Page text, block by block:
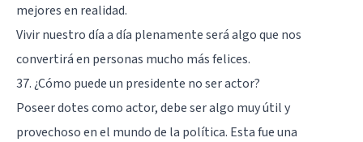
mejores en realidad.
Vivir nuestro día a día plenamente será algo que nos
convertirá en personas mucho más felices.
37. ¿Cómo puede un presidente no ser actor?
Poseer dotes como actor, debe ser algo muy útil y
provechoso en el mundo de la política. Esta fue una